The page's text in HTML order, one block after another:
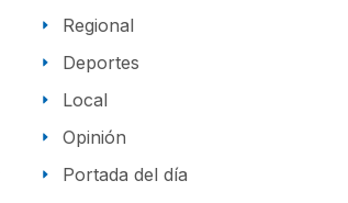
Regional
Deportes
Local
Opinión
Portada del día